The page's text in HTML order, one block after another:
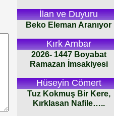
İlan ve Duyuru
Beko Eleman Aranıyor
Kırk Ambar
2026- 1447 Boyabat
Ramazan İmsakiyesi
Hüseyin Cömert
Tuz Kokmuş Bir Kere,
Kırklasan Nafile…..